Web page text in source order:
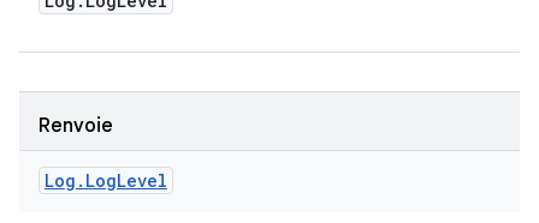
Renvoie
Log . LogLevel